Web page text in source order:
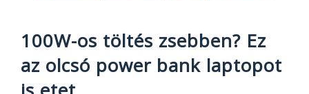
100W-os töltés zsebben? Ez
az olcsó power bank laptopot